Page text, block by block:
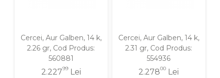
Cercei, Aur Galben, 14 k,
2.26 gr, Cod Produs:
560881
2.22799Lei
Cercei, Aur Galben, 14 k,
2.31 gr, Cod Produs:
554936
2.27800 Lei